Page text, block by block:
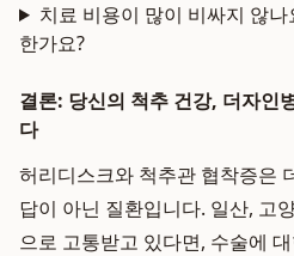
치료 비용이 많이 비싸지 않
한가요?
결론: 당신의 척추 건강, 더자인
다
허리디스크와 척추관 협착증은
답이 아닌 질환입니다. 일산, 고
으로 고통받고 있다면, 수술에